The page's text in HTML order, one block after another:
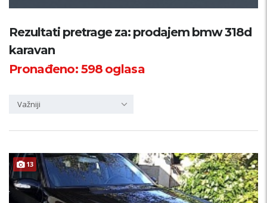
Kategorija
Županija
Rezultati pretrage za: prodajem bmw 318d
karavan
Pronađeno:598oglasa
Važniji
13